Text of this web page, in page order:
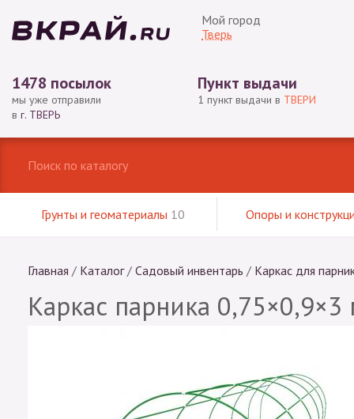
Мой город
Тверь
1478 посылок
мы уже отправили
в г. ТВЕРЬ
Пункт выдачи
1 пункт выдачи в ТВЕРИ
Грунты и геоматериалы 10 Опоры и
Главная / Каталог / Садовый инвентарь / Каркас для
Каркас парника 0,75×0,9×3